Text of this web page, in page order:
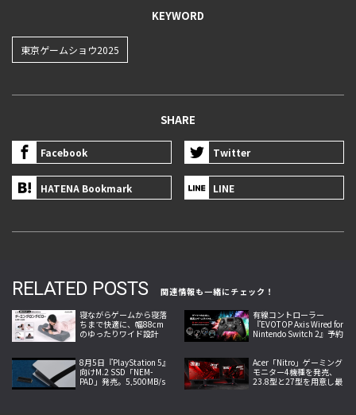
KEYWORD
東京ゲームショウ2025
SHARE
Facebook Twitter
HATENA Bookmark LINE
RELATED POSTS
関連情報も一緒にチェック！
寝ながらゲームから寝落
ちまで快適に、幅88cm
のゆったりワイド設計
有線コントローラー
『EVOTOP Axis Wired for
Nintendo Switch 2』予約
8月5日『PlayStation 5』
向けM.2 SSD「NEM-
PAD」発売。5,500MB/s
Acer「Nitro」ゲーミング
モニター4機種を発売、
23.8型と27型を用意し最